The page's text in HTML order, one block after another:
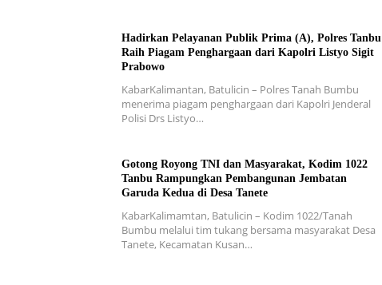
Hadirkan Pelayanan Publik Prima (A), Polres Tanbu
Raih Piagam Penghargaan dari Kapolri Listyo Sigit
Prabowo
KabarKalimantan, Batulicin – Polres Tanah Bumbu
menerima piagam penghargaan dari Kapolri Jenderal
Polisi Drs Listyo…
Gotong Royong TNI dan Masyarakat, Kodim 1022
Tanbu Rampungkan Pembangunan Jembatan
Garuda Kedua di Desa Tanete
KabarKalimamtan, Batulicin – Kodim 1022/Tanah
Bumbu melalui tim tukang bersama masyarakat Desa
Tanete, Kecamatan Kusan…